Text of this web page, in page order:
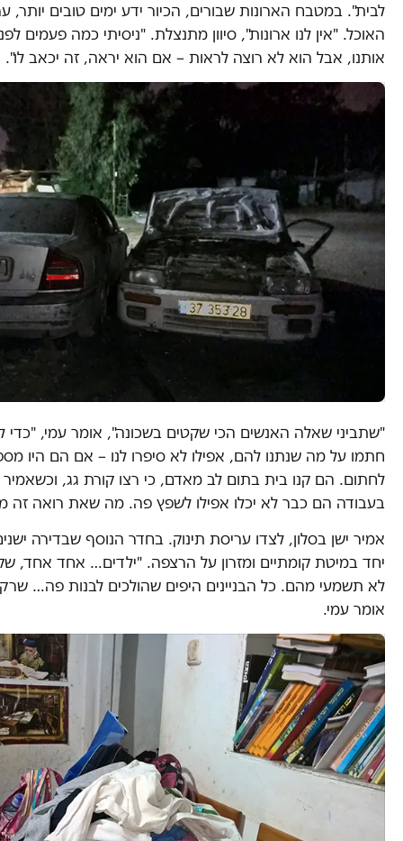
לבית". במטבח הארונות שבורים, הכיור ידע ימים טובים יותר,
האוכל. "אין לנו ארונות", סיוון מתנצלת. "ניסיתי כמה פעמים
אותנו, אבל הוא לא רוצה לראות – אם הוא יראה, זה יכאב לו".
"שתביני שאלה האנשים הכי שקטים בשכונה", אומר עמי,
חתמו על מה שנתנו להם, אפילו לא סיפרו לנו – אם הם היו
לחתום. הם קנו בית בתום לב מאדם, כי רצו קורת גג,
בעבודה הם כבר לא יכלו אפילו לשפץ פה. מה שאת רואה זה
אמיר ישן בסלון, לצדו עריסת תינוק. בחדר הנוסף שבדירה
יחד במיטת קומתיים ומזרון על הרצפה. "ילדים… אחד אחד,
לא תשמעי מהם. כל הבניינים היפים שהולכים לבנות פה…
אומר עמי.